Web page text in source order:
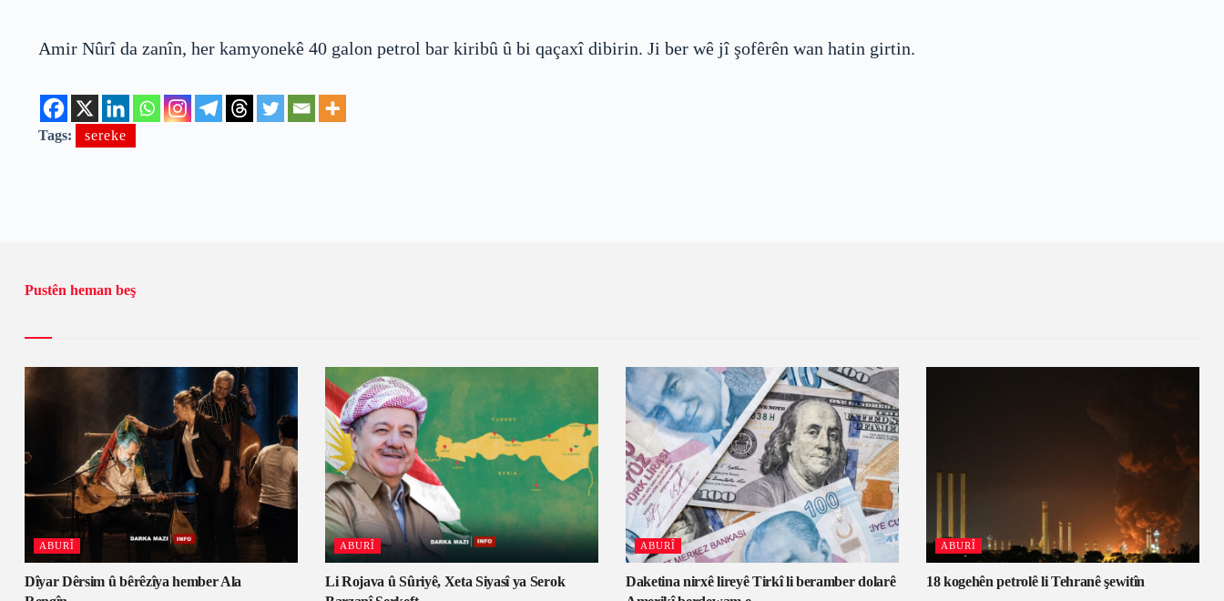
Amir Nûrî da zanîn, her kamyonekê 40 galon petrol bar kiribû û bi qaçaxî dibirin. Ji ber wê jî şofêrên wan hatin girtin.
Tags: sereke
Pustên heman beş
ABURÎ
Dîyar Dêrsim û bêrêzîya hember Ala
ABURÎ
Li Rojava û Sûriyê, Xeta Siyasî ya Serok
ABURÎ
Daketina nirxê lireyê Tirkî li beramber dolarê
ABURÎ
18 kogehên petrolê li Tehranê şewitîn